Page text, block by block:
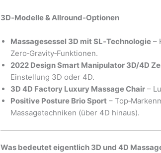
3D‑Modelle & Allround‑Optionen
Massagesessel 3D mit SL‑Technologie –
Zero‑Gravity‑Funktionen.
2022 Design Smart Manipulator 3D/4D
Einstellung 3D oder 4D.
3D 4D Factory Luxury Massage Chair –
Positive Posture Brio Sport –
Massagetechniken (über 4D hinaus).
Was bedeutet eigentlich 3D und 4D